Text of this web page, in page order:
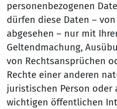
personenbezogenen
dürfen diese Daten –
abgesehen – nur mit
Geltendmachung,
von Rechtsansprüchen
Rechte einer anderen
juristischen Person oder
wichtigen öffentlichen